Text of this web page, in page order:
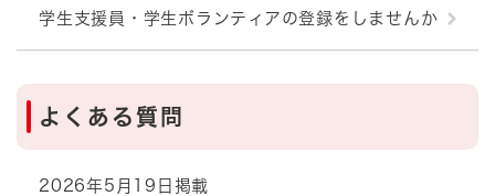
学生支援員・学生ボランティアの登録をしませんか
よくある質問
2026年5月19日掲載